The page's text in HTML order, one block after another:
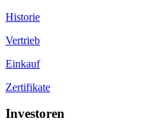
Historie
Vertrieb
Einkauf
Zertifikate
Investoren